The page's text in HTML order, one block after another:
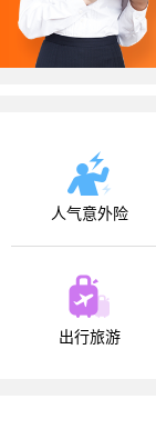
人气意外险
出行旅游